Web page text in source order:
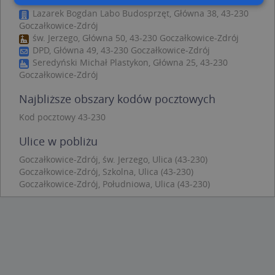
Lazarek Bogdan Labo Budosprzęt, Główna 38, 43-230
Goczałkowice-Zdrój
św. Jerzego, Główna 50, 43-230 Goczałkowice-Zdrój
DPD, Główna 49, 43-230 Goczałkowice-Zdrój
Seredyński Michał Plastykon, Główna 25, 43-230
Goczałkowice-Zdrój
Najbliższe obszary kodów pocztowych
Kod pocztowy 43-230
Ulice w pobliżu
Goczałkowice-Zdrój, św. Jerzego, Ulica (43-230)
Goczałkowice-Zdrój, Szkolna, Ulica (43-230)
Goczałkowice-Zdrój, Południowa, Ulica (43-230)
Niezbędne
Funkcjonalność
Niesklasyfikowane
Niezbędne pliki cookie umożliwiają korzystanie z
podstawowych funkcji strony internetowej, takich
Bez niezbędnych plików cookie nie można
APPSESSID .targeo.pl
CookieScriptConsent
CookieScript
.targeo.pl